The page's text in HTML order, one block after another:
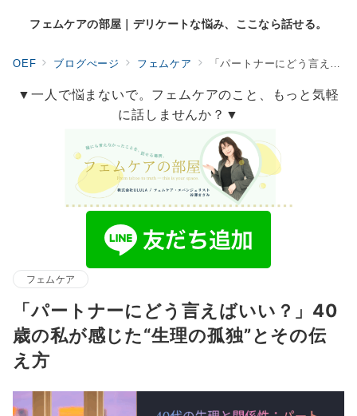
フェムケアの部屋｜デリケートな悩み、ここなら話せる。
OEF ブログぺージ フェムケア 「パートナーにどう言えばいい？」40歳の私が感じた“生理の孤独”とその伝え方
▼一人で悩まないで。フェムケアのこと、もっと気軽
に話しませんか？▼
フェムケア
「パートナーにどう言えばいい？」40
歳の私が感じた“生理の孤独”とその伝
え方